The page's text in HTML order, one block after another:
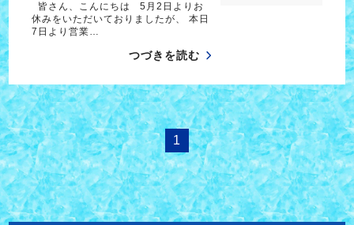
皆さん、こんにちは 5月2日よりお
休みをいただいておりましたが、 本日
7日より営業…
つづきを読む
1